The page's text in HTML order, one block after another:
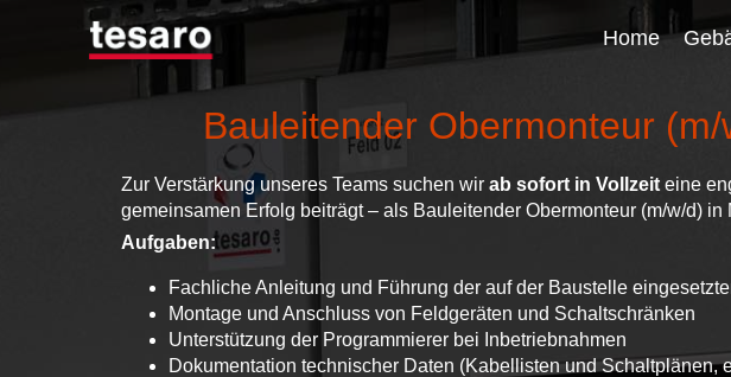
Home
Bauleitender Obermonteur
Zur Verstärkung unseres Teams suchen wir ab sofort in Vollzeit eine
gemeinsamen Erfolg beiträgt – als Bauleitender Obermonteur (m/w/d) in
Aufgaben:
Fachliche Anleitung und Führung der auf der Baustelle
Montage und Anschluss von Feldgeräten und Schaltschränken
Unterstützung der Programmierer bei Inbetriebnahmen
Dokumentation technischer Daten (Kabellisten und Schaltplänen,